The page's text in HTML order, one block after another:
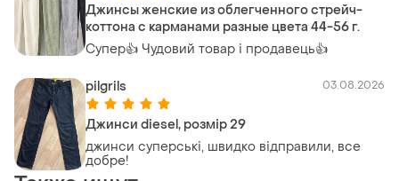
Джинсы женские из облегченного стрейч-
коттона с карманами разные цвета 44-56 г.
Супер👍 Чудовий товар і продавець👍
pilgrils 03.08.2026
Джинси diesel, розмір 29
джинси суперські, швидко відправили, все
добре!